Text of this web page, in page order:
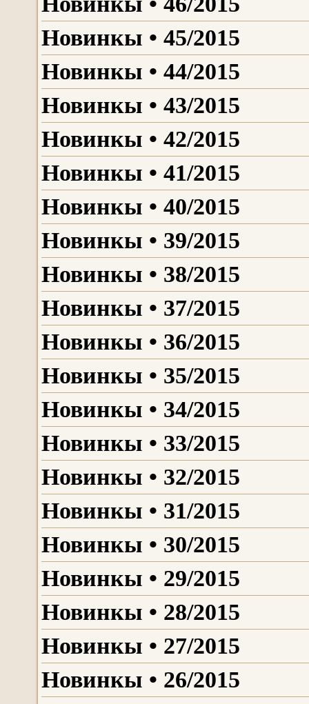
Новинкы • 45/2015
Новинкы • 44/2015
Новинкы • 43/2015
Новинкы • 42/2015
Новинкы • 41/2015
Новинкы • 40/2015
Новинкы • 39/2015
Новинкы • 38/2015
Новинкы • 37/2015
Новинкы • 36/2015
Новинкы • 35/2015
Новинкы • 34/2015
Новинкы • 33/2015
Новинкы • 32/2015
Новинкы • 31/2015
Новинкы • 30/2015
Новинкы • 29/2015
Новинкы • 28/2015
Новинкы • 27/2015
Новинкы • 26/2015